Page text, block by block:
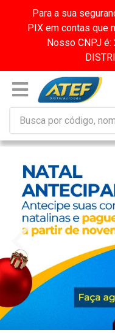
Para a sua
PIX em contas que
Nosso CNPJ